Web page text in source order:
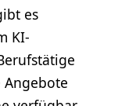
es
KI-
Angebote